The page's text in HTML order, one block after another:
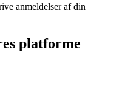
anmeldelser af din
platforme